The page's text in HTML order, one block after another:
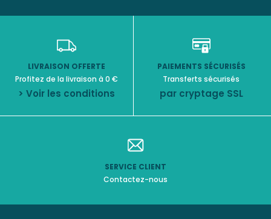
LIVRAISON OFFERTE
Profitez de la livraison à 0 €
> Voir les conditions
PAIEMENTS SÉCURISÉS
Transferts sécurisés
par cryptage SSL
SERVICE CLIENT
Contactez-nous